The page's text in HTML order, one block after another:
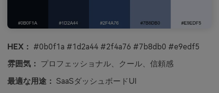
HEX： #0b0f1a #1d2a44 #2f4a76 #7b8db0 #e9edf5
雰囲気： プロフェッショナル、クール、信頼感
最適な用途： SaaSダッシュボードUI